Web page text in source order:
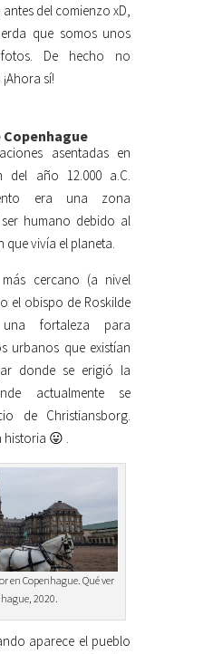
del comienzo xD,
que somos unos
De hecho no
sí!
asentadas en
del año 12.000 a.C.
era una zona
humano debido al
vivía el planeta.
cercano (a nivel
el obispo de Roskilde
fortaleza para
urbanos que existían
donde se erigió la
actualmente se
de Christiansborg.
😛 .
en Copenhague. Qué ver
2020.
aparece el pueblo